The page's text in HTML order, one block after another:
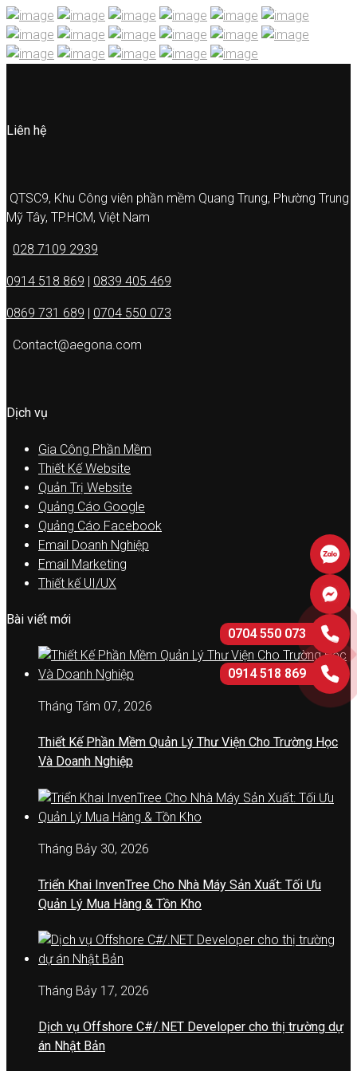
0704 550 073
0914 518 869
Liên hệ
QTSC9, Khu Công viên phần mềm Quang Trung, Phường Trung
Mỹ Tây, TP.HCM, Việt Nam
028 7109 2939
0914 518 869 | 0839 405 469
0869 731 689 | 0704 550 073
Contact@aegona.com
Dịch vụ
Gia Công Phần Mềm
Thiết Kế Website
Quản Trị Website
Quảng Cáo Google
Quảng Cáo Facebook
Email Doanh Nghiệp
Email Marketing
Thiết kế UI/UX
Bài viết mới
Tháng Tám 07, 2026
Thiết Kế Phần Mềm Quản Lý Thư Viện Cho Trường Học
Và Doanh Nghiệp
Tháng Bảy 30, 2026
Triển Khai InvenTree Cho Nhà Máy Sản Xuất: Tối Ưu
Quản Lý Mua Hàng & Tồn Kho
Tháng Bảy 17, 2026
Dịch vụ Offshore C#/.NET Developer cho thị trường dự
án Nhật Bản